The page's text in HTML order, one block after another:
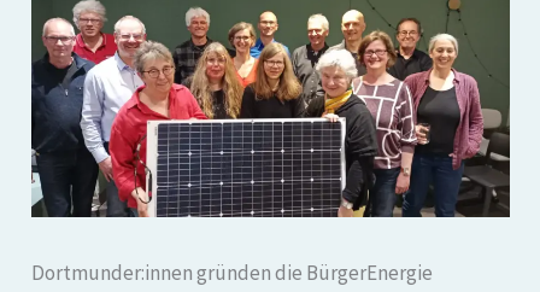
Dortmunder:innen gründen die BürgerEnergie